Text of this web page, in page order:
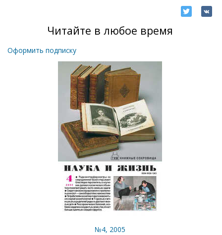
Читайте в любое время
Оформить подписку
№4, 2005